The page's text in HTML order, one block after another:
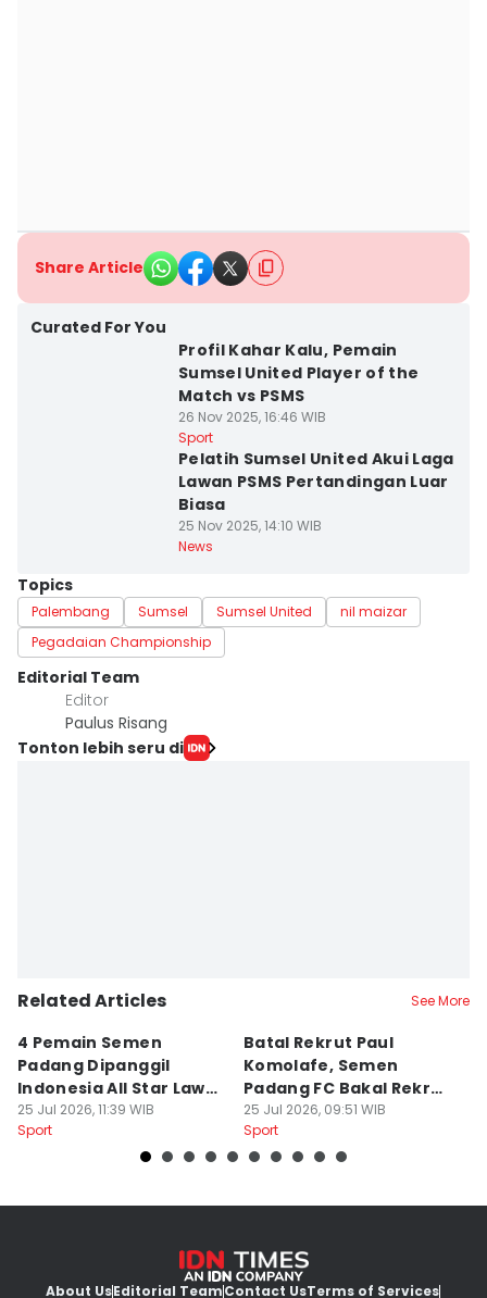
Share Article
Curated For You
Profil Kahar Kalu, Pemain
Sumsel United Player of the
Match vs PSMS
26 Nov 2025, 16:46 WIB
Sport
Pelatih Sumsel United Akui Laga
Lawan PSMS Pertandingan Luar
Biasa
25 Nov 2025, 14:10 WIB
News
Topics
Palembang Sumsel Sumsel United
nil maizar
Pegadaian Championship
Editorial Team
Editor
Paulus Risang
Tonton lebih seru di
Related Articles See More
4 Pemain Semen
Padang Dipanggil
Indonesia All Star Lawan
Aston Villa
25 Jul 2026, 11:39 WIB
Sport
Batal Rekrut Paul
Komolafe, Semen
Padang FC Bakal Rekrut
Striker Baru
25 Jul 2026, 09:51 WIB
Sport
About UsEditorial TeamContact UsTerms of Services